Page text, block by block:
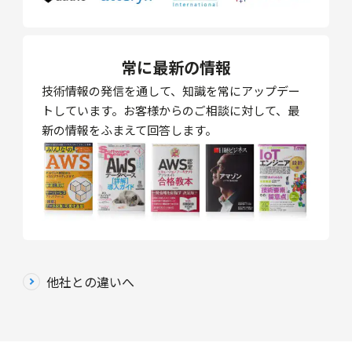
常に最新の情報
技術情報の発信を通して、知識を常にアップデー
トしています。お客様からのご相談に対して、最
新の情報をふまえて回答します。
他社との違いへ